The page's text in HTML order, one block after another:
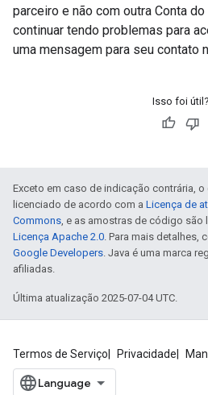
parceiro e não com outra Conta
continuar tendo problemas para
uma mensagem para seu contato
Isso foi útil?
Exceto em caso de indicação contrária,
licenciado de acordo com a Licença de
Commons, e as amostras de código são
Licença Apache 2.0. Para mais detalhes,
Google Developers. Java é uma marca
afiliadas.
Última atualização 2025-07-04 UTC.
Termos de Serviço Privacidade